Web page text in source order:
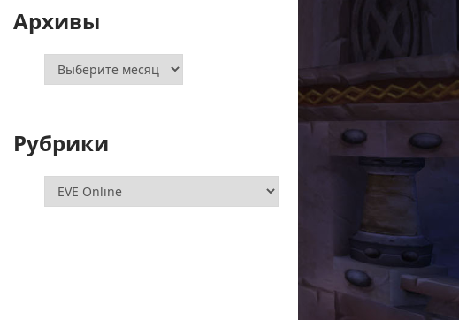
Архивы
Архивы
Рубрики
Рубрики